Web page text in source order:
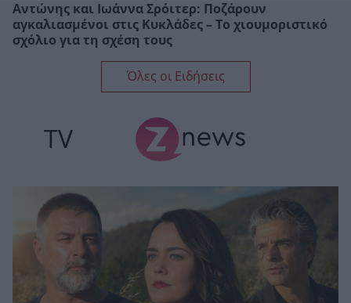
Αντώνης και Ιωάννα Σρόιτερ: Ποζάρουν
αγκαλιασμένοι στις Κυκλάδες – Το χιουμοριστικό
σχόλιο για τη σχέση τους
Όλες οι Ειδήσεις
TV